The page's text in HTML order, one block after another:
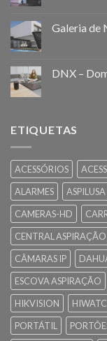
Galeria de
DNX –
ETIQUETAS
ACESSÓRIOS
ALARMES
ASPILUSA
CAMERAS-HD
CENTRAL ASPIRAÇÃO
CÂMARAS IP
ESCOVA ASPIRAÇÃO
HIKVISION
PORTÁTIL